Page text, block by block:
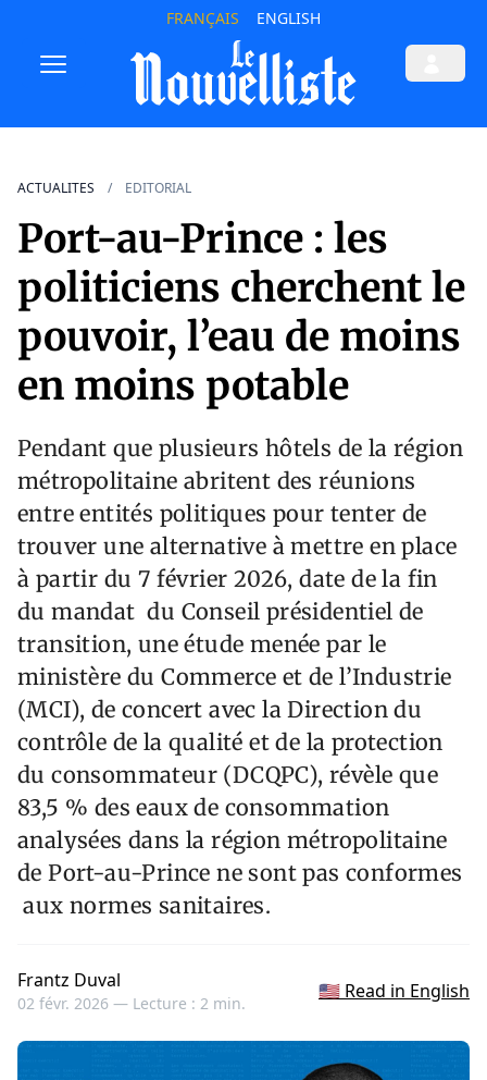
FRANÇAIS ENGLISH
ACTUALITES EDITORIAL
Port-au-Prince : les
politiciens cherchent le
pouvoir, l’eau de moins
en moins potable
Pendant que plusieurs hôtels de la région
métropolitaine abritent des réunions
entre entités politiques pour tenter de
trouver une alternative à mettre en place
à partir du 7 février 2026, date de la fin
du mandat du Conseil présidentiel de
transition, une étude menée par le
ministère du Commerce et de l’Industrie
(MCI), de concert avec la Direction du
contrôle de la qualité et de la protection
du consommateur (DCQPC), révèle que
83,5 % des eaux de consommation
analysées dans la région métropolitaine
de Port-au-Prince ne sont pas conformes
aux normes sanitaires.
Frantz Duval
02 févr. 2026 — Lecture : 2 min.
🇺🇸 Read in English